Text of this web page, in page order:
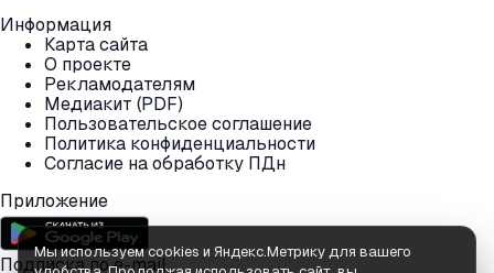
Информация
Карта сайта
О проекте
Рекламодателям
Медиакит (PDF)
Пользовательское соглашение
Политика конфиденциальности
Согласие на обработку ПДн
Приложение
Подписка по e-mail
Мы используем cookies и Яндекс.Метрику для вашего